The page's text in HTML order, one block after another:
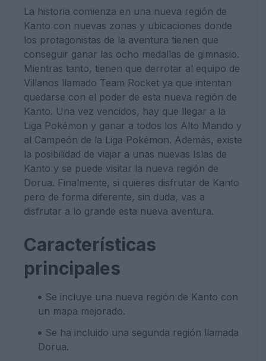
La historia comienza en una nueva región de
Kanto con nuevas zonas y ubicaciones donde
los protagonistas de la aventura tienen que
conseguir ganar las ocho medallas de gimnasio.
Mientras tanto, tienen que derrotar al equipo de
Villanos llamado Team Rocket ya que intentan
quedarse con el poder de esta nueva región de
Kanto. Una vez vencidos, hay que llegar a la
Liga Pokémon y ganar a todos los Alto Mando y
al Campeón de la Liga Pokémon. Además, existe
la posibilidad de viajar a unas nuevas Islas de
Kanto y se puede visitar la nueva región de
Dorua. Finalmente, si quieres disfrutar de Kanto
pero de forma diferente, sin duda, vas a
disfrutar a lo grande esta nueva aventura.
Características
principales
Se incluye una nueva región de Kanto con
un mapa mejorado.
Se ha incluido una segunda región llamada
Dorua.